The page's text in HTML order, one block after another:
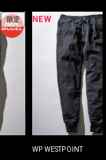
限定 NEW
WP WESTPOINT